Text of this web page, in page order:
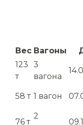
Вес Вагоны
123
т
3
вагона
58 т 1 вагон
76 т
2